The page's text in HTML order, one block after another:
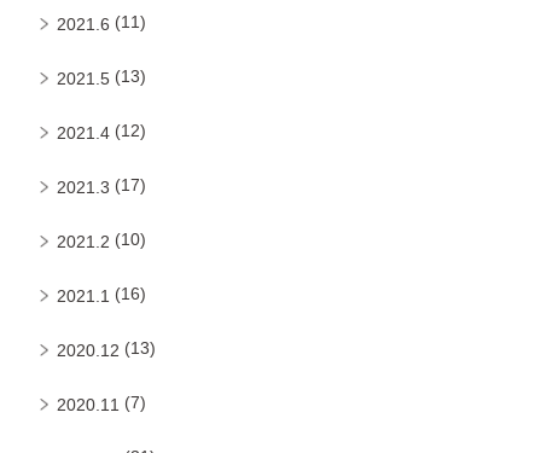
2021.6 (11)
2021.5 (13)
2021.4 (12)
2021.3 (17)
2021.2 (10)
2021.1 (16)
2020.12 (13)
2020.11 (7)